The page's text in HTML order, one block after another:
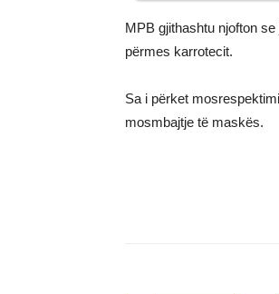
MPB gjithashtu njofton
përmes karrotecit.
Sa i përket
mosmbajtje të maskës.